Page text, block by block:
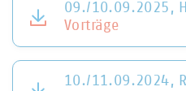
09./10.09.2025,
Vorträge
10./11.09.2024,